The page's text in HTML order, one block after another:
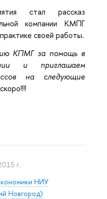
стал рассказ
компании КМПГ
своей работы.
КПМГ за помощь в
и приглашаем
на следующие
г.
НИУ
Новгород)